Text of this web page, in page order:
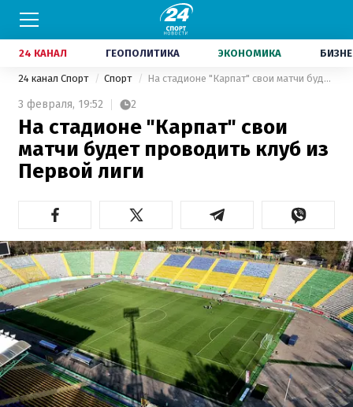
24 КАНАЛ ГЕОПОЛИТИКА ЭКОНОМИКА
24 канал Спорт Спорт На стадионе "Карпат" свои матчи будет проводить клуб из Первой лиги
3 февраля, 19:52 2
На стадионе "Карпат" свои
матчи будет проводить клуб из
Первой лиги